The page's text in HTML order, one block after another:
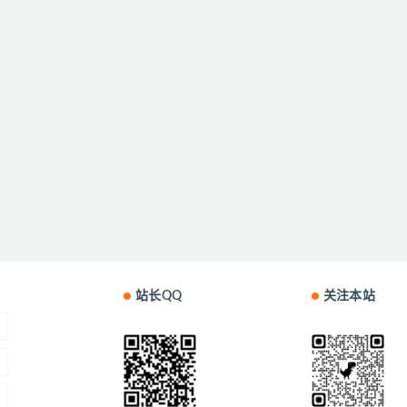
站长QQ 关注本站